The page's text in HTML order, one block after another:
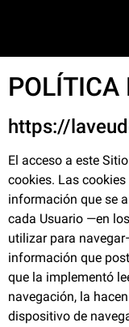
POLÍTICA
https://
El acceso a este
cookies. Las
información que se
cada Usuario —en
utilizar para
información que
que la implementó
navegación, la
dispositivo de